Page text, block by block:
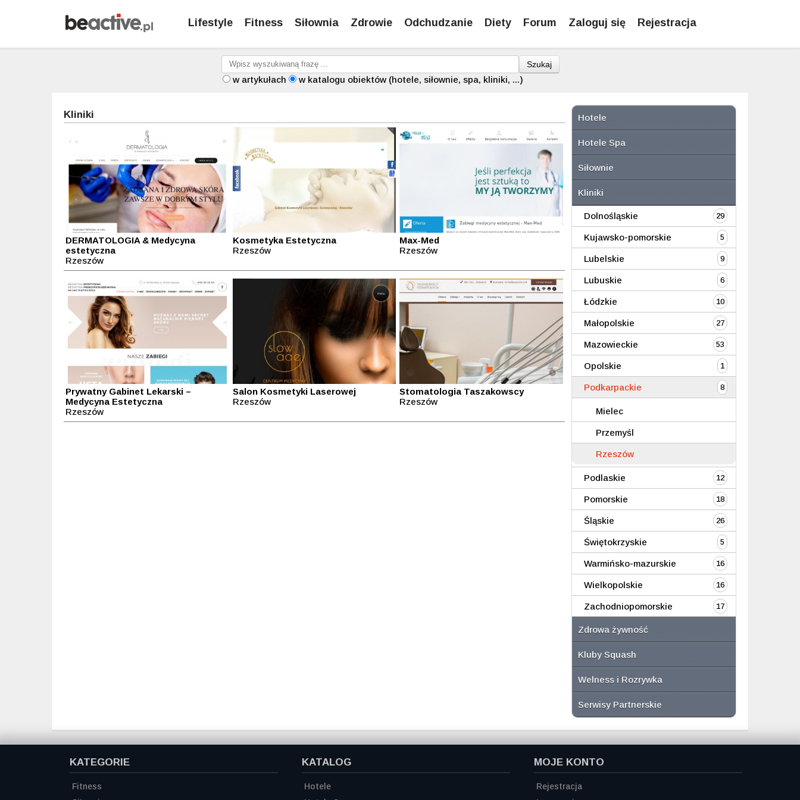
Lifestyle Fitness Siłownia Zdrowie Odchudzanie Diety Forum Zaloguj się Rejestracja
Szukaj
w artykułach w katalogu obiektów (hotele, siłownie, spa, kliniki, ...)
Kliniki
DERMATOLOGIA & Medycyna
estetyczna
Rzeszów
Kosmetyka Estetyczna
Rzeszów
Max-Med
Rzeszów
Prywatny Gabinet Lekarski –
Medycyna Estetyczna
Rzeszów
Salon Kosmetyki Laserowej
Rzeszów
Stomatologia Taszakowscy
Rzeszów
Hotele
Hotele Spa
Siłownie
Kliniki
Dolnośląskie 29
Kujawsko-pomorskie 5
Lubelskie 9
Lubuskie 6
Łódzkie 10
Małopolskie 27
Mazowieckie 53
Opolskie 1
Podkarpackie 8
Mielec
Przemyśl
Rzeszów
Podlaskie 12
Pomorskie 18
Śląskie 26
Świętokrzyskie 5
Warmińsko-mazurskie 16
Wielkopolskie 16
Zachodniopomorskie 17
Zdrowa żywność
Kluby Squash
Welness i Rozrywka
Serwisy Partnerskie
KATEGORIE
Fitness
KATALOG
Hotele
MOJE KONTO
Rejestracja